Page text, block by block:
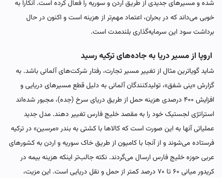
شده و مسیرهای جدیدی از طریق اردن و سوریه را فعال کرده است. آنکارا به
خوبی می‌داند که در بحران، اعتماد مهم‌تر از هزینه است و اکنون در حال
برداشت سود این سرمایه‌گذاری بلندمدت است.
اروپا از مسیر دریا به جاده‌های ترکیه رسید
شاید گویاترین مثال از تغییر مسیر تجارت، رفتار شرکت‌های آلمانی باشد. به
گزارش «ینی شفق»، تولیدکنندگان آلمانی به دلیل قطع مسیرهای دریایی و
افزایش ۴۰۰ درصدی هزینه حمل از طریق دریای سرخ (جده)، مجبور شده‌اند
استراتژی لجستیک خود را به مقصد خلیج فارس تغییر دهند. مدل جدید
عملیاتی آنها به این صورت است که کالاها با کشتی به بندر «مرسین» در ترکیه
فرستاده می‌شوند و از آنجا با کامیون از طریق خاک سوریه و اردن به کشورهای
عربی حوزه خلیج فارس ارسال می‌گردند. نکته جالب‌تر اینکه هزینه بیمه در
کریدور میانی ۶۰ تا ۷۰ درصد کمتر از حمل و نقل دریایی است. این مزیت،